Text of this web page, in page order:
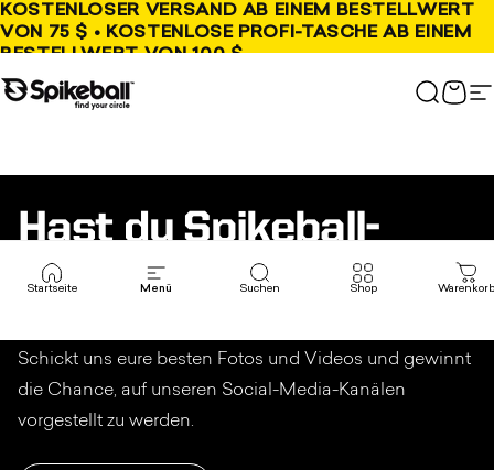
Direkt zum Inhalt
KOSTENLOSER VERSAND AB EINEM BESTELLWERT
VON 75 $ • KOSTENLOSE PROFI-TASCHE AB EINEM
BESTELLWERT VON 100 $
Spikeball-Shop Suchen
Startseite Menü Suchen Shop Warenkorb
Hast du Spikeball-
Inhalte?! 😏
Schickt uns eure besten Fotos und Videos und gewinnt
die Chance, auf unseren Social-Media-Kanälen
vorgestellt zu werden.